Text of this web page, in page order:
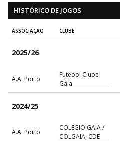
HISTÓRICO DE JOGOS
ASSOCIAÇÃO CLUBE
2025/26
A.A. Porto
Futebol Clube
Gaia
2024/25
A.A. Porto
COLÉGIO GAIA /
COLGAIA, CDE